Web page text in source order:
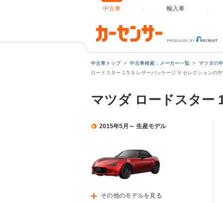
中古車 輸入車
中古車トップ 中古車検索：メーカー一覧 マツダの
ロードスター 1.5 S レザーパッケージ V セレクションの中
マツダ ロードスター
2015年5月～ 生産モデル
その他のモデルを見る